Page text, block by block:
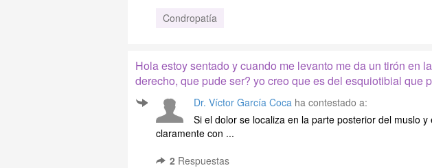
Condropatía
Hola estoy sentado y cuando me levanto me da un tirón en
derecho, que pude ser? yo creo que es del esquiotibial que
Dr. Víctor García Coca ha contestado a:
Si el dolor se localiza en la parte posterior del muslo
claramente con ...
2 Respuestas